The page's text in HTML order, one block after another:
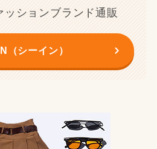
ッションブランド通販
（シーイン）